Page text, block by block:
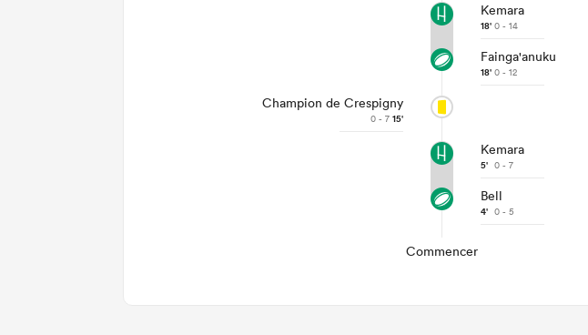
Kemara
18' 0 - 14
Fainga'anuku
18' 0 - 12
Champion de Crespigny
0 - 7 15'
Kemara
5' 0 - 7
Bell
4' 0 - 5
Commencer